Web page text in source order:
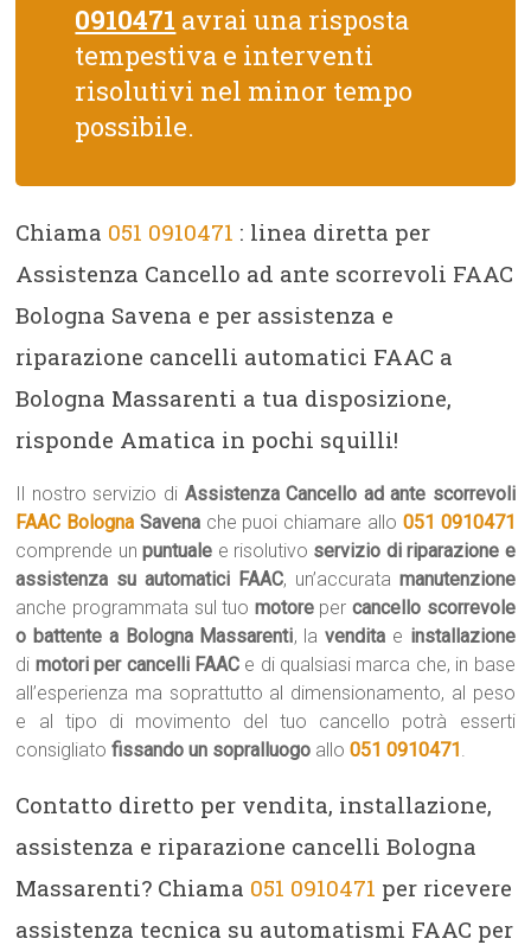
0910471 avrai una risposta
tempestiva e interventi
risolutivi nel minor tempo
possibile.
Chiama 051 0910471 : linea diretta per
Assistenza Cancello ad ante scorrevoli FAAC
Bologna Savena e per assistenza e
riparazione cancelli automatici FAAC a
Bologna Massarenti a tua disposizione,
risponde Amatica in pochi squilli!
Il nostro servizio di Assistenza Cancello ad ante scorrevoli
FAAC Bologna Savena che puoi chiamare allo 051 0910471
comprende unpuntuale e risolutivo servizio di riparazione e
assistenza su automatici FAAC, un’accurata manutenzione
anche programmata sul tuo motoreper cancello scorrevole
o battente a Bologna Massarenti, lavendita e installazione
di motori per cancelli FAACe di qualsiasi marca che, in base
all’esperienza ma soprattutto al dimensionamento, al peso
e al tipo di movimento del tuo cancello potrà esserti
consigliatofissando un sopralluogo allo051 0910471.
Contatto diretto per vendita, installazione,
assistenza e riparazione cancelli Bologna
Massarenti? Chiama 051 0910471 per ricevere
assistenza tecnica su automatismi FAAC per